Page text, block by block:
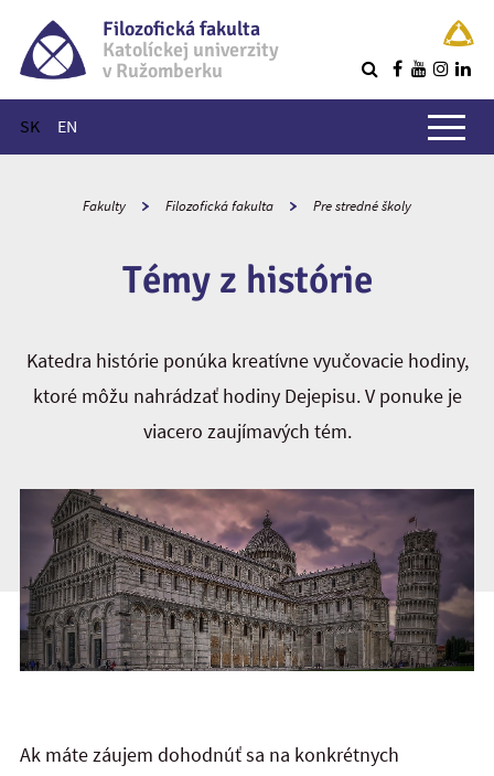
Filozofická fakulta
Katolíckej univerzity
v Ružomberku
SK EN
Hlavné menu
Fakulty Filozofická fakulta Pre stredné školy
Témy z histórie
Katedra histórie ponúka kreatívne vyučovacie hodiny,
ktoré môžu nahrádzať hodiny Dejepisu. V ponuke je
viacero zaujímavých tém.
Ak máte záujem dohodnúť sa na konkrétnych